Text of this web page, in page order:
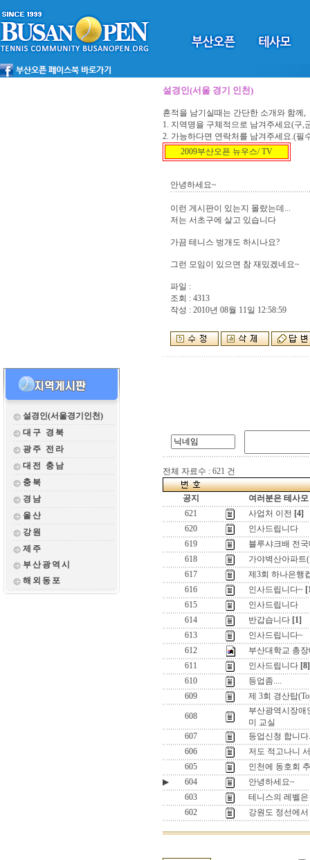
설경인(서울경기인천)
대구 경북
광주 전라
대전 충남
충북
경남
울산
강원
제주
부산광역시
해외동포
설경인(서울 경기 인천)
흔적을 남기실때는 간단한 소개와 함께,
1. 지역명을 구체적으로 남겨주세요(구,
2. 가능하다면 연락처를 남겨주세요.(필
2009부산오픈 뉴우스/ TV
안녕하세요~
이런 게시판이 있는지 몰랐는데...
저는 서초구에 살고 있습니다
가끔 테니스 벙개도 하시나요?
그런 모임이 있으면 참 재밌겠네요~
파일 :
조회 : 4313
작성 : 2010년 08월 11일 12:58:59
전체 자료수 : 621 건
공지
여러분은 테사
621
사업처 이전 [4]
620
인사드립니다
619
블루샤크배 전
618
가야벽산아파트
617
제3회 하나은행
616
인사드립니다~
615
인사드립니다
614
반갑습니다 [1]
613
인사드립니다~
612
부산대학교 총
611
인사드립니다 [8]
610
등업좀....
609
제 3회 경산탑
608
부산광역시장애
미 교실
607
등업신청 합니다.
606
저도 적고나니
605
인천에 동호회
▶
604
안녕하세요~
603
테니스의 레벨은
602
강원도 정선에